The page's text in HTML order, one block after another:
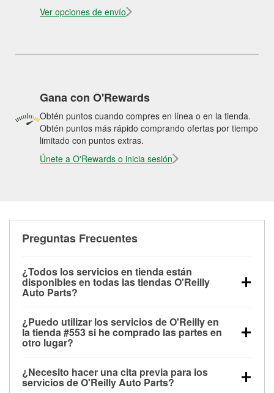
Ver opciones de envío
Gana con O'Rewards
Obtén puntos cuando compres en línea o en la tienda.
Obtén puntos más rápido comprando ofertas por tiempo
limitado con puntos extras.
Únete a O'Rewards o inicia sesión
Preguntas Frecuentes
¿Todos los servicios en tienda están
disponibles en todas las tiendas O'Reilly
Auto Parts?
las pruebas de batería, pruebas de alternador y
motor de arranque, revisión de la luz “Check Engine”
con O'Reilly VeriScan® e instalación de
limpiaparabrisas o bombillas, están disponibles en
todas las tiendas O'Reilly Auto Parts. La tienda
¿Puedo utilizar los servicios de O'Reilly en
la tienda #553 si he comprado las partes en
otro lugar?
de O'Reilly Auto Parts que estén disponibles en la
¿Necesito hacer una cita previa para los
servicios de O'Reilly Auto Parts?